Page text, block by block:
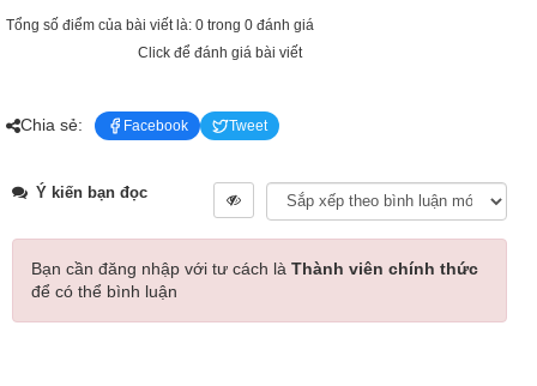
Tổng số điểm của bài viết là: 0 trong 0 đánh giá
Click để đánh giá bài viết
Chia sẻ: Facebook Tweet
Ý kiến bạn đọc
Bạn cần đăng nhập với tư cách là Thành viên chính thức
để có thể bình luận